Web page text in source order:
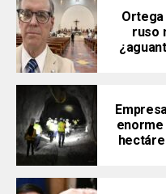
Ortega
ruso
enorme